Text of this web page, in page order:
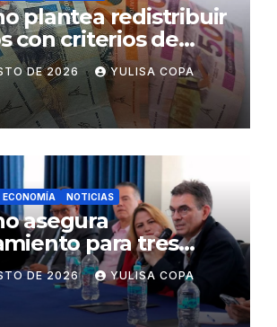
plantea redistribuir
con criterios de
y esfuerzo fiscal
DE 2026 YULISA COPA
ECONOMÍA NOTICIAS
asegura
para tres
estratégicos de
DE 2026 YULISA COPA